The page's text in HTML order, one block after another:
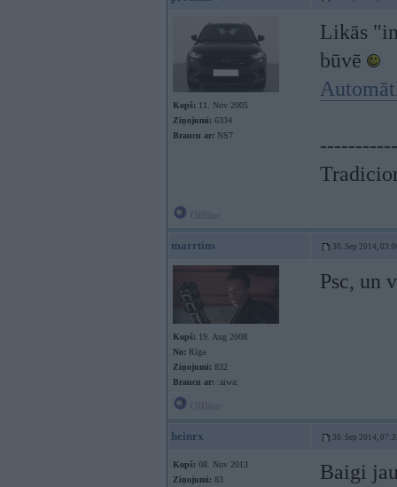
Kopš: 11. Nov 2005
Ziņojumi: 6334
Braucu ar: NS7
Likās
būvē
marrtins 30. Sep 2014,
Kopš: 19. Aug 2008
No: Rīga
Ziņojumi: 832
Braucu ar: :aiwa:
Psc, un
heinrx 30. Sep 2014,
Kopš: 08. Nov 2013
Ziņojumi: 83
Baigi